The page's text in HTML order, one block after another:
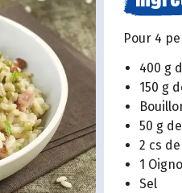
Pour 4
400 g
150 g
50 g
2 cs
1
Sel